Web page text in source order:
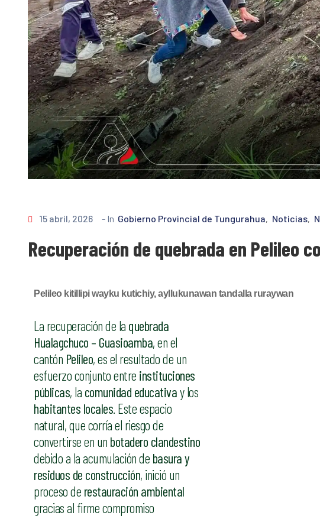
15 abril, 2026 - In Gobierno Provincial de Tungurahua‚ Noticias‚
Recuperación de quebrada en Pelileo
Pelileo kitillipi wayku kutichiy, ayllukunawan tandalla ruraywan
La recuperación de la quebrada
Hualagchuco – Guasioamba, en el
cantón Pelileo, es el resultado de un
esfuerzo conjunto entre instituciones
públicas, la comunidad educativay los
habitantes locales. Este espacio
natural, que corría el riesgo de
convertirse en un botadero clandestino
debido a la acumulación de basura y
residuos de construcción, inició un
proceso de restauración ambiental
gracias al firme compromiso